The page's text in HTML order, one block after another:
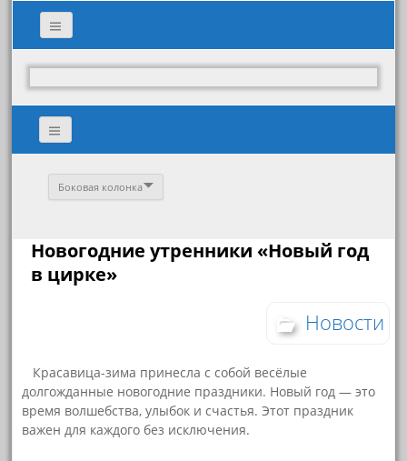
Боковая колонка
Новогодние утренники «Новый год
в цирке»
Новости
Красавица-зима принесла с собой весёлые
долгожданные новогодние праздники. Новый год — это
время волшебства, улыбок и счастья. Этот праздник
важен для каждого без исключения.